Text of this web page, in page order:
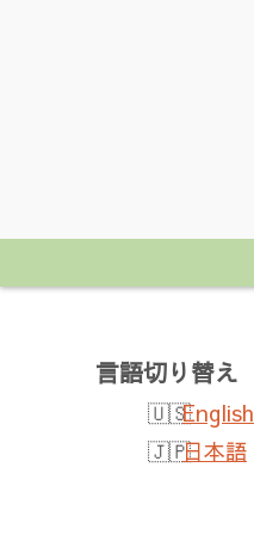
言語切り替え
English
日本語